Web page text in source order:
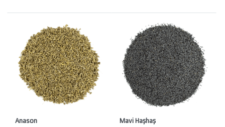
Anason Mavi Haşhaş